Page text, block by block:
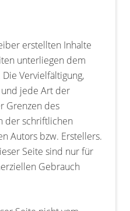
erstellten Inhalte
unterliegen dem
Vervielfältigung,
jede Art der
Grenzen des
der schriftlichen
Autors bzw. Erstellers.
Seite sind nur für
Gebrauch